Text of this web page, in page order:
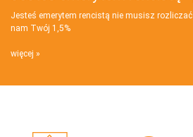
Jesteś emerytem rencistą nie musisz rozliczać
nam Twój 1,5%
więcej